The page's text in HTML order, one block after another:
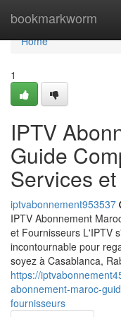
bookmarkworm
Home
Home
1
IPTV
Guide
Services
iptvabonnement953537
IPTV Abonnement
et Fournisseurs L'IPTV
incontournable pour
soyez à Casablanca,
https://
abonnement-maroc-
fournisseurs